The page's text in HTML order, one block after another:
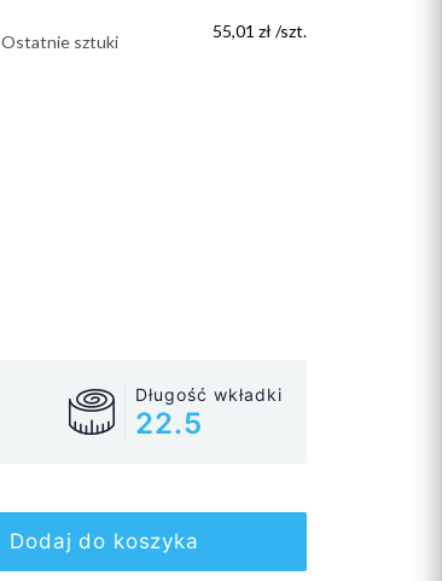
Ostatnie sztuki
55,01 zł /szt.
Długość wkładki
22.5
Dodaj do koszyka